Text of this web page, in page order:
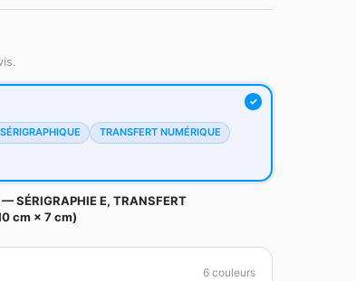
TRANSFERT NUMÉRIQUE
SÉRIGRAPHIE E, TRANSFERT
cm × 7 cm)
6 couleurs